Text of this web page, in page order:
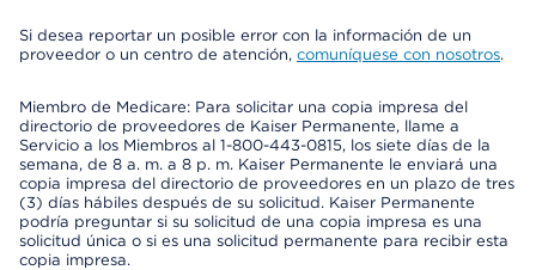
Si desea reportar un posible error con la información de un
proveedor o un centro de atención, comuníquese con nosotros.
Miembro de Medicare: Para solicitar una copia impresa del
directorio de proveedores de Kaiser Permanente, llame a
Servicio a los Miembros al 1-800-443-0815, los siete días de la
semana, de 8 a. m. a 8 p. m. Kaiser Permanente le enviará una
copia impresa del directorio de proveedores en un plazo de tres
(3) días hábiles después de su solicitud. Kaiser Permanente
podría preguntar si su solicitud de una copia impresa es una
solicitud única o si es una solicitud permanente para recibir esta
copia impresa.